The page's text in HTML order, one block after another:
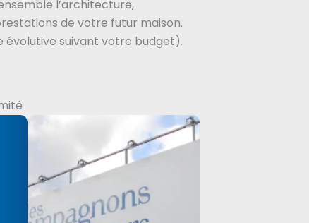
l’architecture,
de votre futur maison.
suivant votre budget).